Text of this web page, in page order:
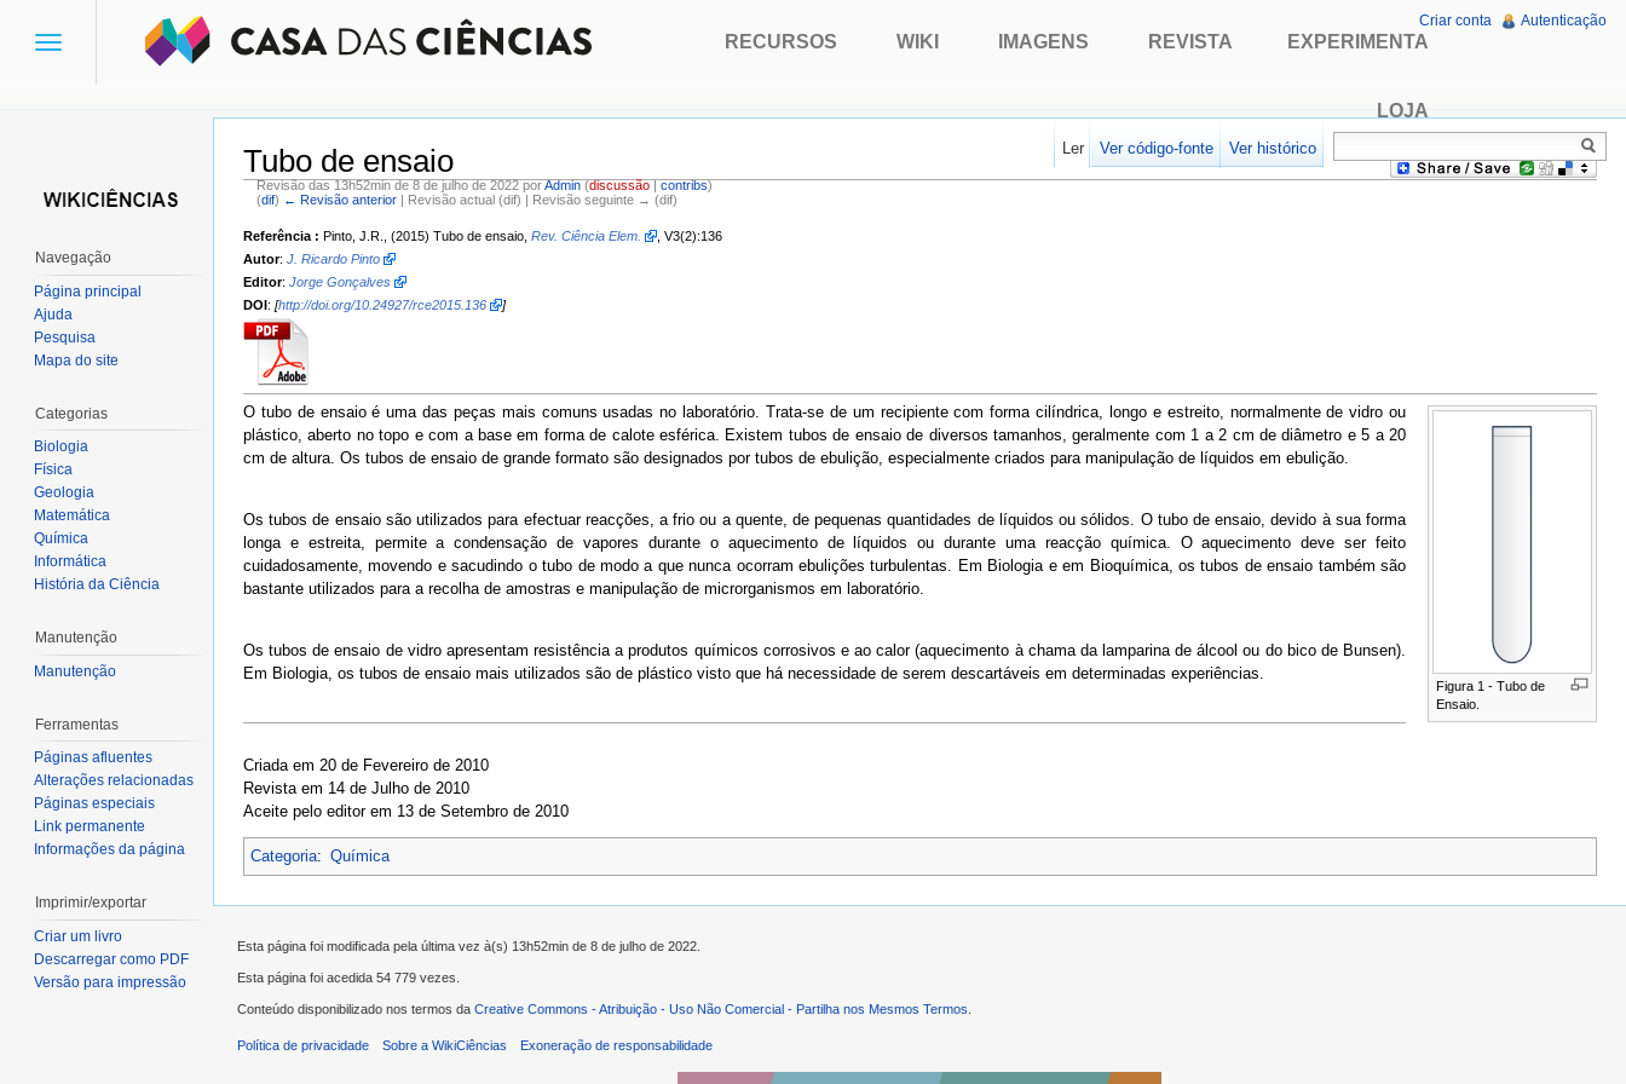
Tubo de ensaio
Revisão das 13h52min de 8 de julho de 2022 porAdmin (discussão|contribs)
(dif) ← Revisão anterior| Revisão actual (dif) | Revisão seguinte → (dif)
Referência : Pinto, J.R., (2015) Tubo de ensaio, Rev. Ciência Elem.
, V3(2):136
Autor: J. Ricardo Pinto
Editor: Jorge Gonçalves
DOI: [http://doi.org/10.24927/rce2015.136 ]
Figura 1 - Tubo de
Ensaio.
O tubo de ensaio é uma das peças mais comuns usadas no laboratório. Trata-se de um recipiente com forma cilíndrica, longo e estreito, normalmente de vidro ou
plástico, aberto no topo e com a base em forma de calote esférica. Existem tubos de ensaio de diversos tamanhos, geralmente com 1 a 2 cm de diâmetro e 5 a 20
cm de altura. Os tubos de ensaio de grande formato são designados por tubos de ebulição, especialmente criados para manipulação de líquidos em ebulição.
Os tubos de ensaio são utilizados para efectuar reacções, a frio ou a quente, de pequenas quantidades de líquidos ou sólidos. O tubo de ensaio, devido à sua forma
longa e estreita, permite a condensação de vapores durante o aquecimento de líquidos ou durante uma reacção química. O aquecimento deve ser feito
cuidadosamente, movendo e sacudindo o tubo de modo a que nunca ocorram ebulições turbulentas. Em Biologia e em Bioquímica, os tubos de ensaio também são
bastante utilizados para a recolha de amostras e manipulação de microrganismos em laboratório.
Os tubos de ensaio de vidro apresentam resistência a produtos químicos corrosivos e ao calor (aquecimento à chama da lamparina de álcool ou do bico de Bunsen).
Em Biologia, os tubos de ensaio mais utilizados são de plástico visto que há necessidade de serem descartáveis em determinadas experiências.
Criada em 20 de Fevereiro de 2010
Revista em 14 de Julho de 2010
Aceite pelo editor em 13 de Setembro de 2010
Categoria: Química
Toggle
RECURSOS WIKI IMAGENS REVISTA EXPERIMENTA
LOJA
Criar conta Autenticação
Ler Ver código-fonte Ver histórico
Navegação
Página principal
Ajuda
Pesquisa
Mapa do site
Categorias
Biologia
Física
Geologia
Matemática
Química
Informática
História da Ciência
Manutenção
Manutenção
Ferramentas
Páginas afluentes
Alterações relacionadas
Páginas especiais
Link permanente
Informações da página
Imprimir/exportar
Criar um livro
Descarregar como PDF
Versão para impressão
Esta página foi modificada pela última vez à(s) 13h52min de 8 de julho de 2022.
Esta página foi acedida 54 779 vezes.
Conteúdo disponibilizado nos termos da Creative Commons - Atribuição - Uso Não Comercial - Partilha nos Mesmos Termos
Política de privacidade Sobre a WikiCiências Exoneração de responsabilidade